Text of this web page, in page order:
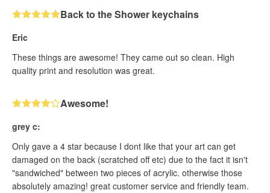
Back to the Shower keychains
Eric
These things are awesome! They came out so clean. High
quality print and resolution was great.
Awesome!
grey c:
Only gave a 4 star because I dont like that your art can get
damaged on the back (scratched off etc) due to the fact it isn't
"sandwiched" between two pieces of acrylic. otherwise those
absolutely amazing! great customer service and friendly team.